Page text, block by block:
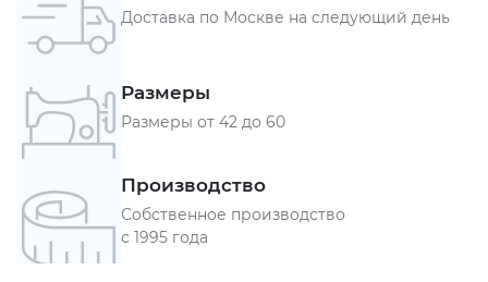
Доставка по Москве на следующий день
Размеры
Размеры от 42 до 60
Производство
Собственное производство
с 1995 года